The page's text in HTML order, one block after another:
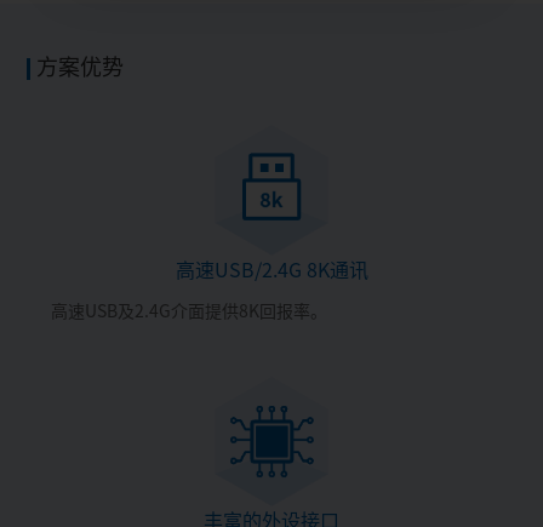
方案优势
高速USB/2.4G 8K通讯
高速USB及2.4G介面提供8K回报率。
丰富的外设接口